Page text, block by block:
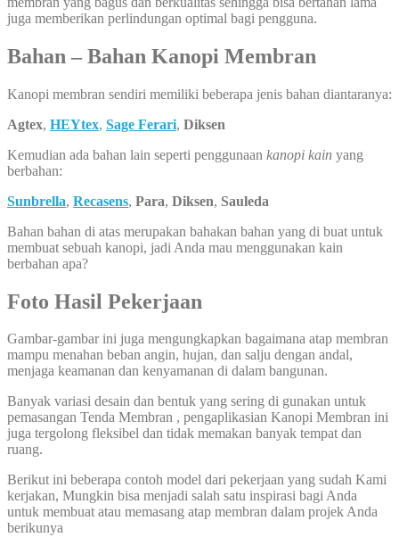
juga memberikan perlindungan optimal bagi pengguna.
Bahan – Bahan Kanopi Membran
Kanopi membran sendiri memiliki beberapa jenis bahan diantaranya:
Agtex, HEYtex, Sage Ferari, Diksen
Kemudian ada bahan lain seperti penggunaan kanopi kain yang
berbahan:
Sunbrella, Recasens, Para, Diksen, Sauleda
Bahan bahan di atas merupakan bahakan bahan yang di buat untuk
membuat sebuah kanopi, jadi Anda mau menggunakan kain
berbahan apa?
Foto Hasil Pekerjaan
Gambar-gambar ini juga mengungkapkan bagaimana atap membran
mampu menahan beban angin, hujan, dan salju dengan andal,
menjaga keamanan dan kenyamanan di dalam bangunan.
Banyak variasi desain dan bentuk yang sering di gunakan untuk
pemasangan Tenda Membran , pengaplikasian Kanopi Membran ini
juga tergolong fleksibel dan tidak memakan banyak tempat dan
ruang.
Berikut ini beberapa contoh model dari pekerjaan yang sudah Kami
kerjakan, Mungkin bisa menjadi salah satu inspirasi bagi Anda
untuk membuat atau memasang atap membran dalam projek Anda
berikunya